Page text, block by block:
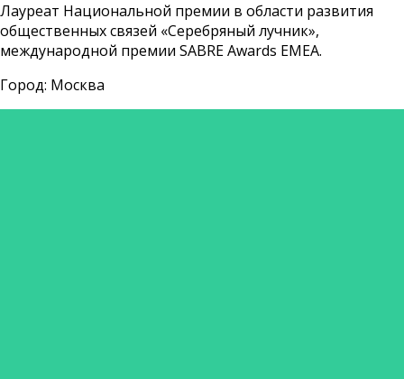
Лауреат Национальной премии в области развития
общественных связей «Серебряный лучник»,
международной премии SABRE Awards EMEA.
Город: Москва